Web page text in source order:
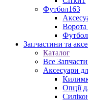
Футбол163
Ворота
Запчастини та
Каталог
Все
Аксесуари
Опції